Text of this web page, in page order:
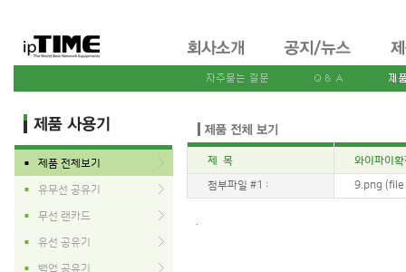
■ 제품 전체보기
■ 유무선 공유기
■ 무선 랜카드
■ 유선 공유기
■ 백업 공유기
제 목 와이파이
첨부파일 #1 : 9.png (file
.